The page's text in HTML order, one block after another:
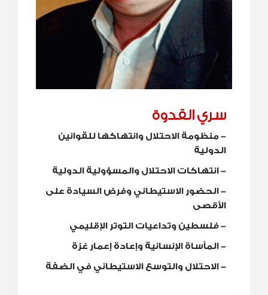
سري القدوة
-منظومة الاحتلال وانتهاكها للقوانين
الدولية
-انتهاكات الاحتلال والمسؤولية الدولية
-الحضور الاستيطاني وفرض السيادة على
الأقصى
-فلسطين وتداعيات التوتر الإقليمي
-المأساة الإنسانية وإعادة إعمار غزة
-الاحتلال والتوسع الاستيطاني في الضفة